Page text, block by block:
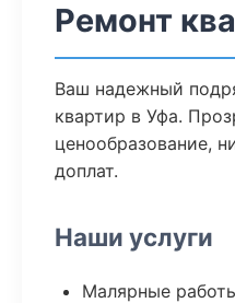
Ремонт
Ваш надежный
квартир в Уфа.
ценообразование,
доплат.
Наши услуги
Малярные